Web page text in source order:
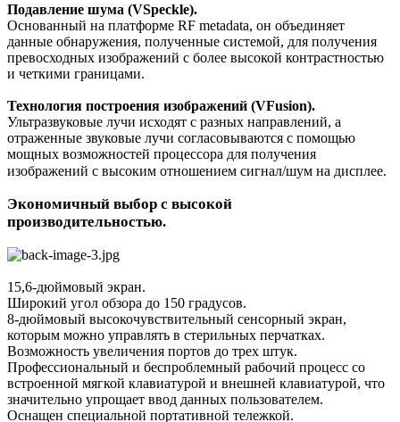
Подавление шума (VSpeckle).
Основанный на платформе RF metadata, он объединяет
данные обнаружения, полученные системой, для получения
превосходных изображений с более высокой контрастностью
и четкими границами.
Технология построения изображений (VFusion).
Ультразвуковые лучи исходят с разных направлений, а
отраженные звуковые лучи согласовываются с помощью
мощных возможностей процессора для получения
изображений с высоким отношением сигнал/шум на дисплее.
Экономичный выбор с высокой
производительностью.
15,6-дюймовый экран.
Широкий угол обзора до 150 градусов.
8-дюймовый высокочувствительный сенсорный экран,
которым можно управлять в стерильных перчатках.
Возможность увеличения портов до трех штук.
Профессиональный и беспроблемный рабочий процесс со
встроенной мягкой клавиатурой и внешней клавиатурой, что
значительно упрощает ввод данных пользователем.
Оснащен специальной портативной тележкой.